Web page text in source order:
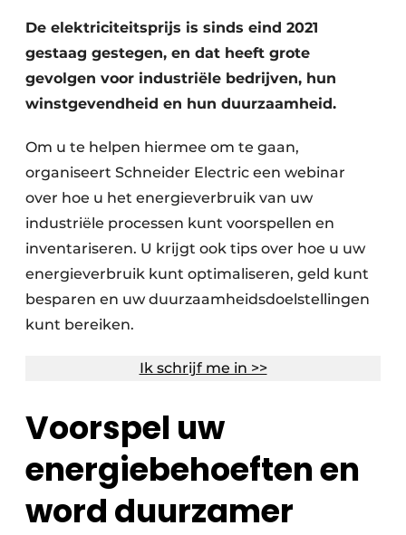
De elektriciteitsprijs is sinds eind 2021
gestaag gestegen, en dat heeft grote
gevolgen voor industriële bedrijven, hun
winstgevendheid en hun duurzaamheid.
Om u te helpen hiermee om te gaan,
organiseert Schneider Electric een webinar
over hoe u het energieverbruik van uw
industriële processen kunt voorspellen en
inventariseren. U krijgt ook tips over hoe u uw
energieverbruik kunt optimaliseren, geld kunt
besparen en uw duurzaamheidsdoelstellingen
kunt bereiken.
Ik schrijf me in >>
Voorspel uw
energiebehoeften en
word duurzamer